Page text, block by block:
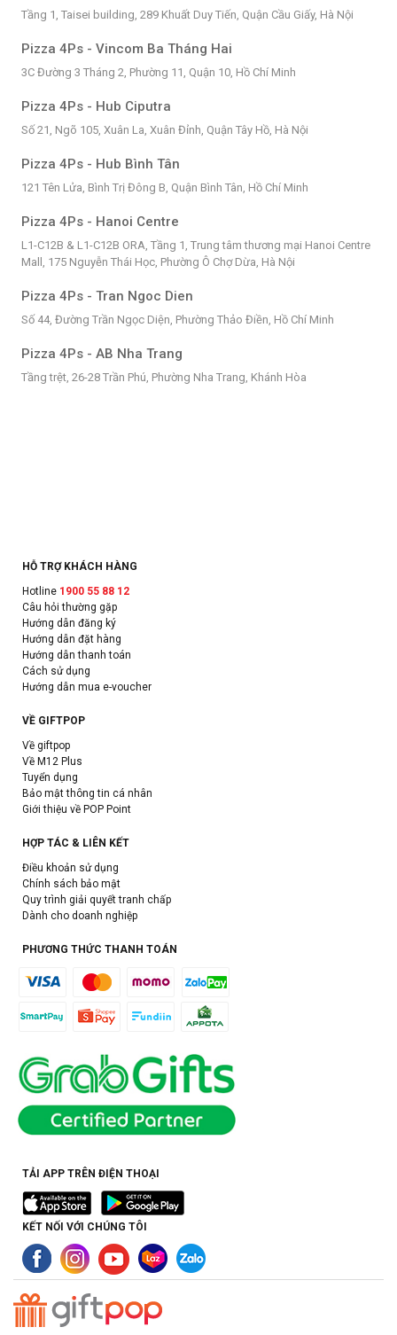
Tầng 1, Taisei building, 289 Khuất Duy Tiến, Quận Cầu Giấy, Hà Nội
Pizza 4Ps - Vincom Ba Tháng Hai
3C Đường 3 Tháng 2, Phường 11, Quận 10, Hồ Chí Minh
Pizza 4Ps - Hub Ciputra
Số 21, Ngõ 105, Xuân La, Xuân Đỉnh, Quận Tây Hồ, Hà Nội
Pizza 4Ps - Hub Bình Tân
121 Tên Lửa, Bình Trị Đông B, Quận Bình Tân, Hồ Chí Minh
Pizza 4Ps - Hanoi Centre
L1-C12B & L1-C12B ORA, Tầng 1, Trung tâm thương mại Hanoi Centre
Mall, 175 Nguyễn Thái Học, Phường Ô Chợ Dừa, Hà Nội
Pizza 4Ps - Tran Ngoc Dien
Số 44, Đường Trần Ngọc Diện, Phường Thảo Điền, Hồ Chí Minh
Pizza 4Ps - AB Nha Trang
Tầng trệt, 26-28 Trần Phú, Phường Nha Trang, Khánh Hòa
HỖ TRỢ KHÁCH HÀNG
Hotline 1900 55 88 12
Câu hỏi thường gặp
Hướng dẫn đăng ký
Hướng dẫn đặt hàng
Hướng dẫn thanh toán
Cách sử dụng
Hướng dẫn mua e-voucher
VỀ GIFTPOP
Về giftpop
Về M12 Plus
Tuyển dụng
Bảo mật thông tin cá nhân
Giới thiệu về POP Point
HỢP TÁC & LIÊN KẾT
Điều khoản sử dụng
Chính sách bảo mật
Quy trình giải quyết tranh chấp
Dành cho doanh nghiệp
PHƯƠNG THỨC THANH TOÁN
TẢI APP TRÊN ĐIỆN THOẠI
KẾT NỐI VỚI CHÚNG TÔI